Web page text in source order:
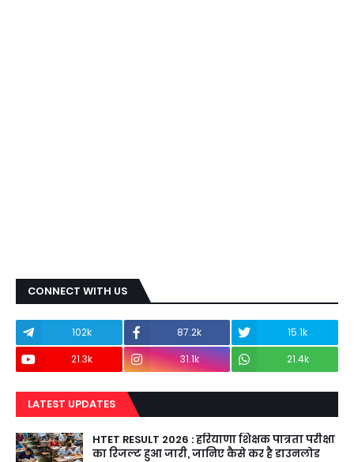
CONNECT WITH US
102k 87.2k
15.1k
21.3k
31.1k 21.4k
LATEST UPDATES
HTET RESULT 2026 : हरियाणा शिक्षक पात्रता परीक्षा
का रिजल्ट हुआ जारी, जानिए कैसे कर है डाउनलोड